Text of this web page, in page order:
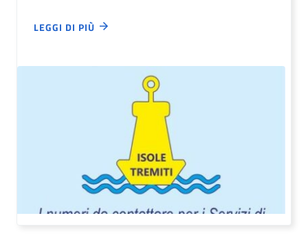
LEGGI DI PIÙ